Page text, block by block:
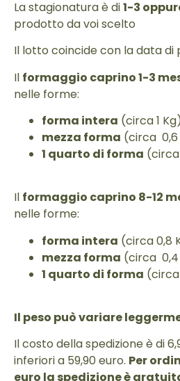
La stagionatura è di1-3
prodotto da voi scelto
Il lotto coincide con la data di
Il formaggio caprino 1-3
nelle forme:
forma intera (circa 1
mezza forma (circa 0,6
1 quarto di forma (circa
Il formaggio caprino 8-12
nelle forme:
forma intera (circa 0,8
mezza forma (circa 0,4
1 quarto di forma (circa
Il peso può variare
Il costo della spedizione è di
inferiori a 59,90 euro. Per
euro la spedizione è